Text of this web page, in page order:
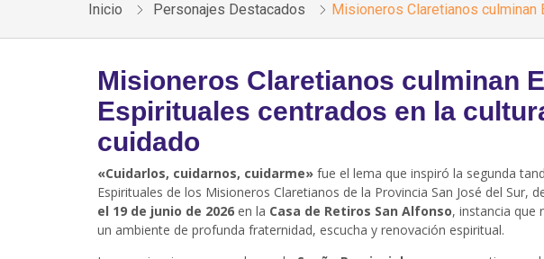
Inicio Personajes Destacados Misioneros Claretianos culminan
Misioneros Claretianos culminan
Espirituales centrados en la
cuidado
«Cuidarlos, cuidarnos, cuidarme» fue el lema que inspiró la segunda
Espirituales de los Misioneros Claretianos de la Provincia San José del Sur,
el 19 de junio de 2026 en la Casa de Retiros San Alfonso, instancia que
un ambiente de profunda fraternidad, escucha y renovación espiritual.